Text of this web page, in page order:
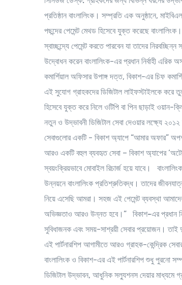
প্রতিষ্ঠান বাংলালিংক। সম্প্রতি এক অনুষ্ঠানে,
পছন্দের পেমেন্ট মেথড হিসেবে যুক্ত করেছে
স্বাচ্ছন্দ্যে পেমেন্ট করতে পারবেন যা তাদের
উদ্বোধন করেন বাংলালিংক-এর প্রধান নির্বাহী এরিক
কমার্শিয়াল অফিসার উপাঙ্গ দত্ত, বিকাশ-এর চিফ
এই সুযোগ গ্রাহকদের ডিজিটাল লাইফস্টাইলকে করে
হিসেবে যুক্ত করে নিলে ওটিপি বা পিন ছাড়াই ওয়ান-
নতুন ও উদ্ভাবনী ডিজিটাল সেবা দেওয়ার লক্ষ্যে
সেবাগুলোর একটি - বিকাশ অ্যাপে “আমার অফার”
আরও একটি বহুল ব্যবহৃত সেবা – বিকাশ অ্যাপের ‘অটো
স্বয়ংক্রিয়ভাবে মোবাইল রিচার্জ হয়ে যাবে।
উন্নয়নে বাংলালিংক প্রতিশ্রুতিবদ্ধ। তাদের
নিয়ে এসেছি আমরা। সহজ এই পেমেন্ট ব্যবস্থা
অভিজ্ঞতাও আরও উন্নত হবে।” বিকাশ-এর প্রধান
সুবিধাজনক এবং সময়-সাশ্রয়ী সেবার প্রয়োজন। তাই
এই পার্টনারশিপ আগামীতে আরও গ্রাহক-কেন্দ্রিক
বাংলালিংক ও বিকাশ-এর এই পার্টনারশিপ শুধু পুরনো
ডিজিটাল উদ্ভাবন, আধুনিক সল্যুশনস দেয়ার মাধ্যমে